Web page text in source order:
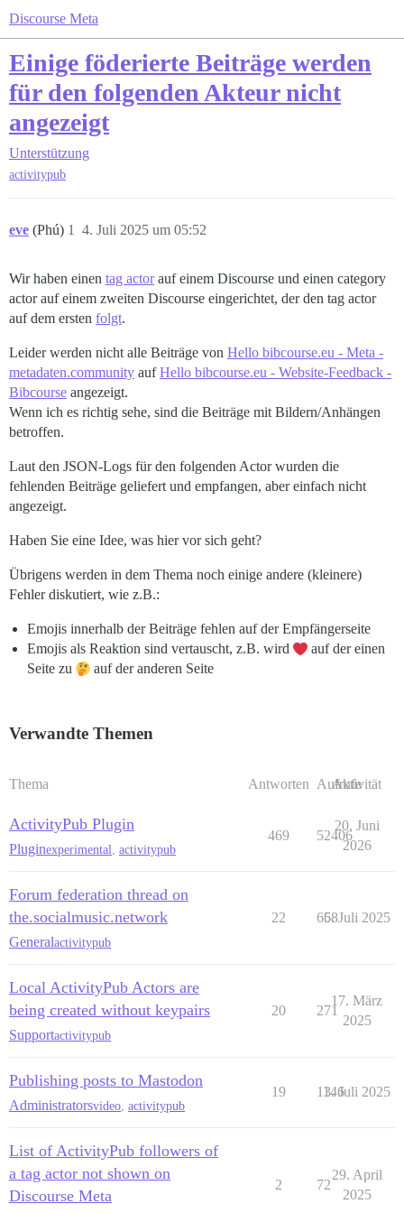
Discourse Meta
Einige föderierte Beiträge werden
für den folgenden Akteur nicht
angezeigt
Unterstützung
activitypub
eve (Phú) 4. Juli 2025 um 05:52
1
Wir haben einen tag actorauf einem Discourse und einen category
actor auf einem zweiten Discourse eingerichtet, der den tag actor
auf dem ersten folgt.
Leider werden nicht alle Beiträge von Hello bibcourse.eu - Meta -
metadaten.community aufHello bibcourse.eu - Website-Feedback -
Bibcourse angezeigt.
Wenn ich es richtig sehe, sind die Beiträge mit Bildern/Anhängen
betroffen.
Laut den JSON-Logs für den folgenden Actor wurden die
fehlenden Beiträge geliefert und empfangen, aber einfach nicht
angezeigt.
Haben Sie eine Idee, was hier vor sich geht?
Übrigens werden in dem Thema noch einige andere (kleinere)
Fehler diskutiert, wie z.B.:
Emojis innerhalb der Beiträge fehlen auf der Empfängerseite
Emojis als Reaktion sind vertauscht, z.B. wird
auf der einen
Seite zu
auf der anderen Seite
Verwandte Themen
Thema Antworten Aufrufe
Aktivität
ActivityPub Plugin
Pluginexperimental activitypub
469 52406
20. Juni
2026
Forum federation thread on
the.socialmusic.network
Generalactivitypub
22 668
5. Juli 2025
Local ActivityPub Actors are
being created without keypairs
Supportactivitypub
20 271
17. März
2025
Publishing posts to Mastodon
Administratorsvideo activitypub
19 1146
3. Juli 2025
List of ActivityPub followers of
a tag actor not shown on
Discourse Meta
2 72
29. April
2025